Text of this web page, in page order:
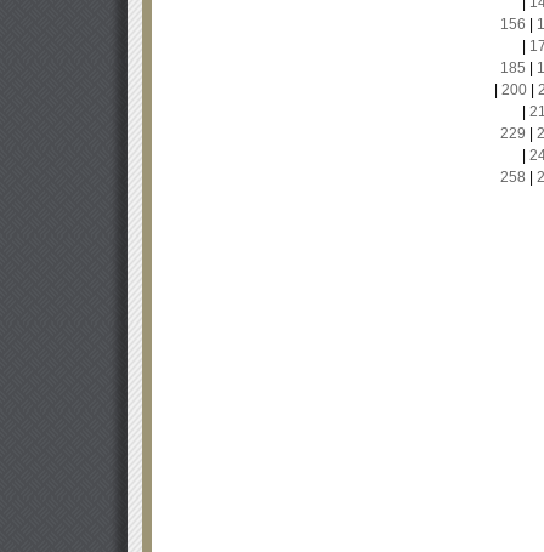
156
185
200|
229
258